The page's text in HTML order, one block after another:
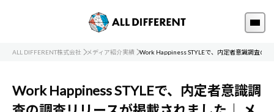
ALL DIFFERENT株式会社 メディア紹介実績 Work Happiness STYLEで、内定者意識調査の
Work Happiness STYLEで、内定者意識調